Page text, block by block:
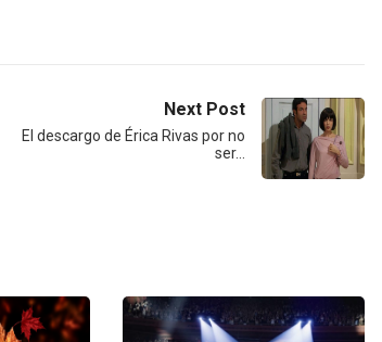
Next Post
El descargo de Érica Rivas por no
ser…